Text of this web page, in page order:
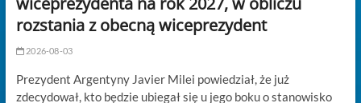
rozstania z obecną wiceprezydent
2026-08-03
Prezydent Argentyny Javier Milei powiedział, że już
zdecydował, kto będzie ubiegał się u jego boku o stanowisko